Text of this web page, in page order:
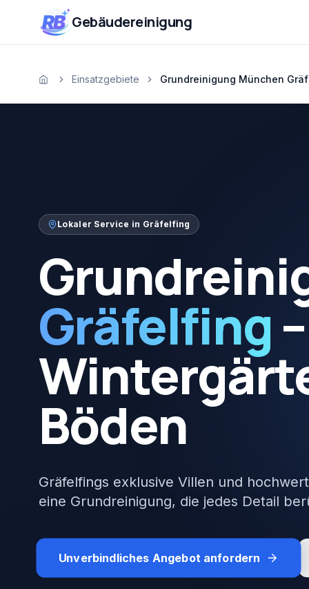
Zum Inhalt springen
RB Gebäudereinigung
StartseiteEinsatzgebiete Grundreinigung München
Lokaler Service in Gräfelfing
Gräfelfing–
Böden
Gräfelfings exklusive Villen und
eine Grundreinigung, die jedes Detail
Unverbindliches Angebot anfordern